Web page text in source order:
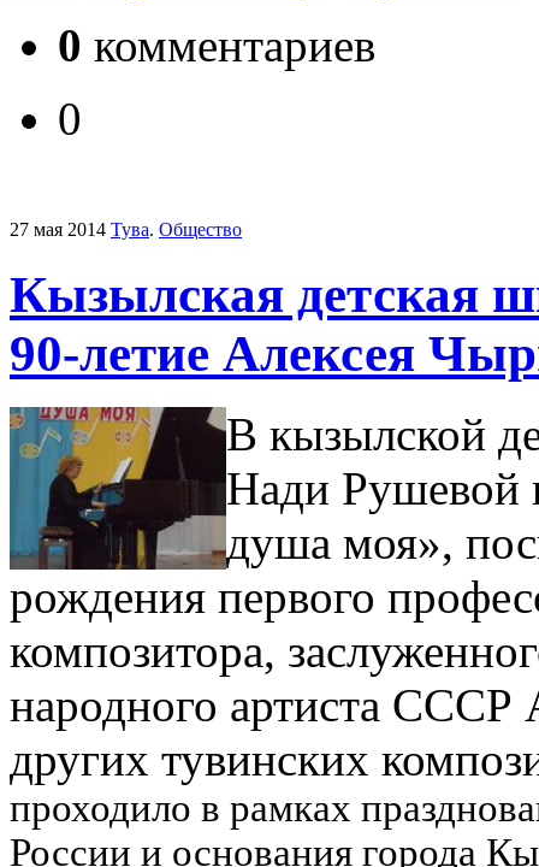
0 комментариев
0
27 мая 2014 Тува. Общество
Кызылская детская
90-летие Алексея
В кызылской
Нади Рушевой
душа моя»,
рождения первого
композитора,
народного артиста СССР
других тувинских
проходило в рамках
России и основания города